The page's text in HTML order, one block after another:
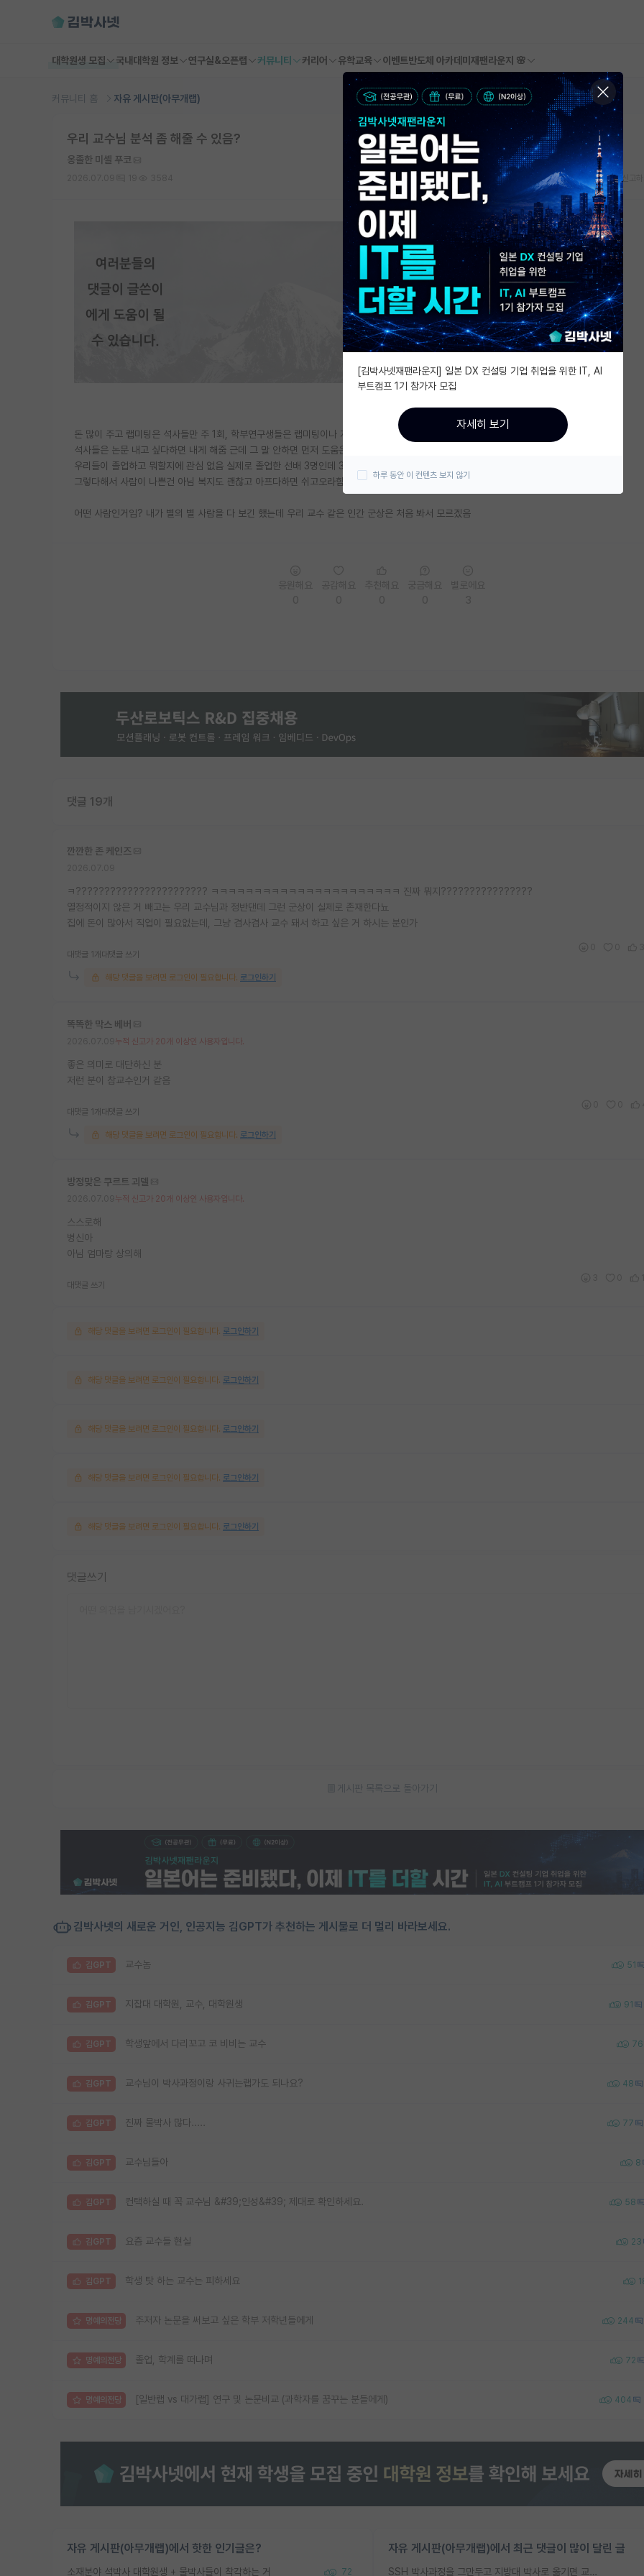
대학원생 모집 국내대학원 정보 연구실&오픈랩 커뮤니티 커리어 유학교육 이벤트반도체 아카데미 재팬라운지 🌸
커뮤니티 홈 자유 게시판(아무개랩)
우리 교수님 분석 좀 해줄 수 있음?
옹졸한 미셸 푸코
스크랩 신고
돈 많이 주고 랩미팅은 석사들만 주 1회, 학부연구생들은 랩미팅이나 지도 일체 없음 스스로 해와도 봐주지는 않음
석사들은 논문 내고 싶다하면 내게 해줌 근데 그 말 안하면 먼저 도움은 안줌
우리들이 졸업하고 뭐할지에 관심 없음 실제로 졸업한 선배 3명인데 3명 다 어디서 뭐하는지 교수님도 모름
그렇다해서 사람이 나쁜건 아님 복지도 괜찮고 아프다하면 쉬고오라함 과제 못해왔다고 혼내지 않음
어떤 사람인거임? 내가 별의 별 사람을 다 보긴 했는데 우리 교수 같은 인간 군상은 처음 봐서 모르겠음
댓글 19개
깐깐한 존 케인즈
ㅋ??????????????????????? ㅋㅋㅋㅋㅋㅋㅋㅋㅋㅋㅋㅋㅋㅋㅋㅋㅋㅋㅋㅋㅋㅋ 진짜 뭐지????????????????
열정적이지 않은 거 빼고는 우리 교수님과 정반댄데 그런 군상이 실제로 존재한다뇨
집에 돈이 많아서 직업이 필요없는데, 그냥 겸사겸사 교수 돼서 하고 싶은 거 하시는 분인가
대댓글 1개 대댓글 쓰기
해당 댓글을 보려면 로그인이 필요합니다. 로그인하기
똑똑한 막스 베버
누적 신고가 20개 이상인 사용자입니다.
좋은 의미로 대단하신 분
저런 분이 참교수인거 같음
대댓글 1개 대댓글 쓰기
해당 댓글을 보려면 로그인이 필요합니다. 로그인하기
방정맞은 쿠르트 괴델
누적 신고가 20개 이상인 사용자입니다.
스스로해
병신아
아님 엄마랑 상의해
대댓글 쓰기
해당 댓글을 보려면 로그인이 필요합니다. 로그인하기
해당 댓글을 보려면 로그인이 필요합니다. 로그인하기
해당 댓글을 보려면 로그인이 필요합니다. 로그인하기
해당 댓글을 보려면 로그인이 필요합니다. 로그인하기
해당 댓글을 보려면 로그인이 필요합니다. 로그인하기
댓글쓰기
게시판 목록으로 돌아가기
김박사넷의 새로운 거인, 인공지능 김GPT가 추천하는 게시물로 더 멀리 바라보세요.
김GPT 교수놈 51
김GPT 지잡대 대학원, 교수, 대학원생 91
김GPT 학생앞에서 다리꼬고 코 비비는 교수 76
김GPT 교수님이 박사과정이랑 사귀는랩가도 되나요? 48
김GPT 진짜 물박사 많다..... 77
김GPT 교수님들아 8
김GPT 컨택하실 때 꼭 교수님 &#39;인성&#39; 제대로 확인하세요. 58
김GPT 요즘 교수들 현실 23
김GPT 학생 탓 하는 교수는 피하세요
명예의전당 주저자 논문을 써보고 싶은 학부 저학년들에게 244
명예의전당 졸업, 학계를 떠나며 72
명예의전당 [일반랩 vs 대가랩] 연구 및 논문비교 (과학자를 꿈꾸는 분들에게) 404
자유 게시판(아무개랩)에서 핫한 인기글은?
소재분야 석박사 대학원생 + 물박사들이 착각하는 거 72
자유 게시판(아무개랩)에서 최근 댓글이 많이 달린 글
SSH 박사과정을 그만두고 지방대 박사로 옮기면 교수의 꿈은 끝일까요?
[김박사넷재팬라운지] 일본 DX 컨설팅 기업 취업을 위한 IT, AI
부트캠프 1기 참가자 모집
자세히 보기
하루 동안 이 컨텐츠 보지 않기